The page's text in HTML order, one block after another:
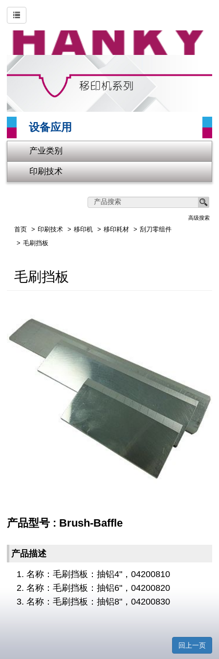
设备应用
产业类别
印刷技术
高级搜索
首页 印刷技术 移印机 移印耗材 刮刀零组件
毛刷挡板
毛刷挡板
产品型号 : Brush-Baffle
产品描述
名称：毛刷挡板：抽铝4"，04200810
名称：毛刷挡板：抽铝6"，04200820
名称：毛刷挡板：抽铝8"，04200830
回上一页
高级搜索
公司简介
产业类别
影片专区
联系我们
繁体中文